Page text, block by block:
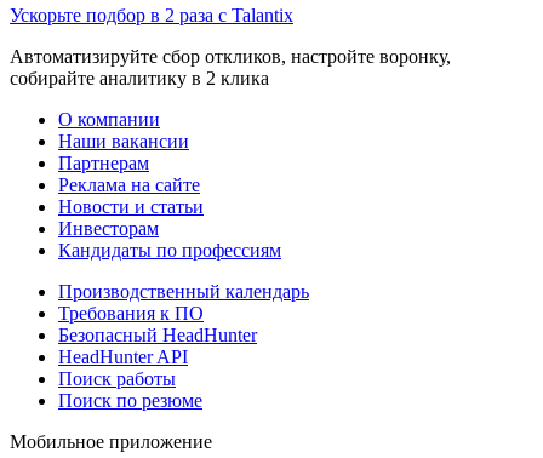
Ускорьте подбор в 2 раза с Talantix
Автоматизируйте сбор откликов, настройте воронку,
собирайте аналитику в 2 клика
О компании
Наши вакансии
Партнерам
Реклама на сайте
Новости и статьи
Инвесторам
Кандидаты по профессиям
Производственный календарь
Требования к ПО
Безопасный HeadHunter
HeadHunter API
Поиск работы
Поиск по резюме
Мобильное приложение